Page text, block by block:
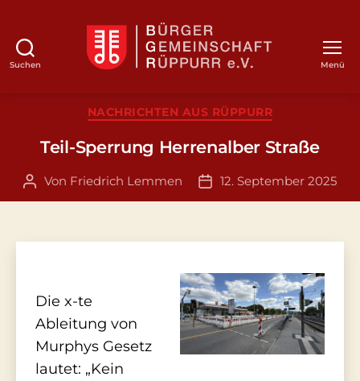
Suchen Menü
Kategorien
NACHRICHTEN AUS RÜPPURR
Teil-Sperrung Herrenalber Straße
Beitragsautor
Von Friedrich Lemmen Veröffentlichungsdatum
12. September 2025
Die x-te
Ableitung von
Murphys Gesetz
lautet: „Kein